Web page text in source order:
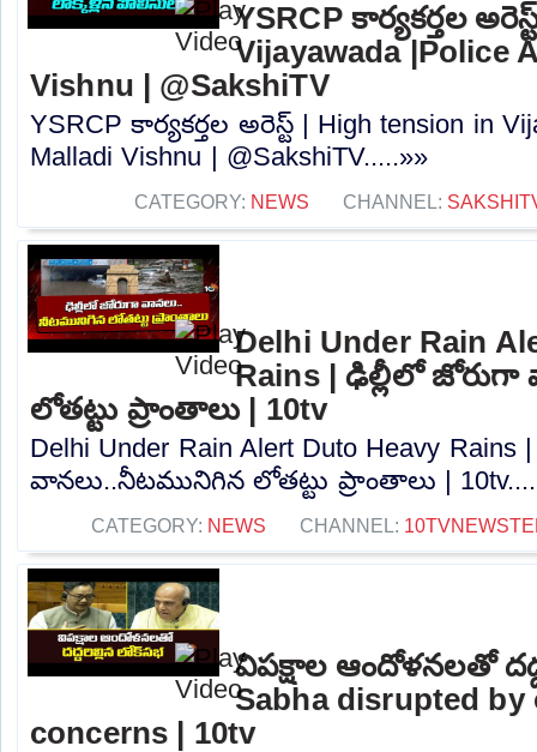
YSRCP కార్యకర్తల
Vijayawada |Police
Vishnu | @SakshiTV
YSRCP కార్యకర్తల అరెస్ట్ | High tension in
Malladi Vishnu | @SakshiTV.....»»
CATEGORY: NEWS CHANNEL:
Delhi Under Rain
Rains | ఢిల్లీలో
లోతట్టు ప్రాంతాలు | 10tv
Delhi Under Rain Alert Duto Heavy
వానలు..నీటమునిగిన లోతట్టు ప్రాంతాలు |
CATEGORY: NEWS CHANNEL:
విపక్షాల ఆందోళనలతో
Sabha disrupted
concerns | 10tv